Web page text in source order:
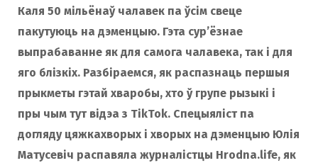
Каля 50 мільёнаў чалавек па ўсім свеце
пакутуюць на дэменцыю. Гэта сур’ёзнае
выпрабаванне як для самога чалавека, так і для
яго блізкіх. Разбіраемся, як распазнаць першыя
прыкметы гэтай хваробы, хто ў групе рызыкі і
пры чым тут відэа з TikTok. Спецыяліст па
догляду цяжкахворых і хворых на дэменцыю Юлія
Матусевіч распавяла журналістцы Hrodna.life, як